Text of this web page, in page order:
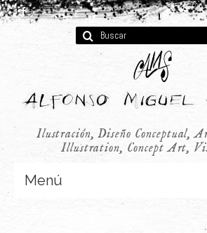
Buscar
por:
Ilustración, Diseño Conceptual,
Illustration, Concept Art,
Menú